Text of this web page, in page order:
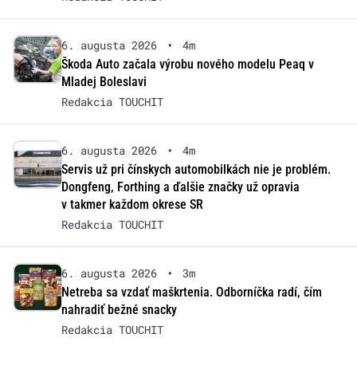
6. augusta 2026 •
4m
Škoda Auto začala výrobu nového modelu Peaq v
Mladej Boleslavi
Redakcia TOUCHIT
6. augusta 2026 •
4m
Servis už pri čínskych automobilkách nie je problém.
Dongfeng, Forthing a ďalšie značky už opravia
v takmer každom okrese SR
Redakcia TOUCHIT
6. augusta 2026 •
3m
Netreba sa vzdať maškrtenia. Odborníčka radí, čím
nahradiť bežné snacky
Redakcia TOUCHIT